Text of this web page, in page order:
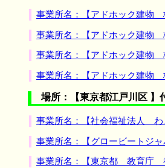
事業所名：【アドホック建物
事業所名：【アドホック建物
事業所名：【アドホック建物
事業所名：【アドホック建物
場所：【東京都江戸川区 】
事業所名：【社会福祉法人
事業所名：【グロービートジ
事業所名：【東京都 教育庁